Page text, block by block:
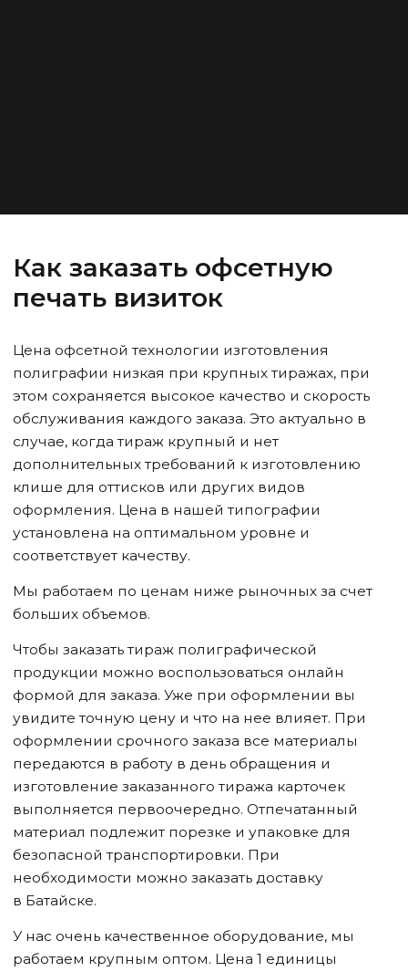
Как заказать офсетную
печать визиток
Цена офсетной технологии изготовления
полиграфии низкая при крупных тиражах, при
этом сохраняется высокое качество и скорость
обслуживания каждого заказа. Это актуально в
случае, когда тираж крупный и нет
дополнительных требований к изготовлению
клише для оттисков или других видов
оформления. Цена в нашей типографии
установлена на оптимальном уровне и
соответствует качеству.
Мы работаем по ценам ниже рыночных за счет
больших объемов.
Чтобы заказать тираж полиграфической
продукции можно воспользоваться онлайн
формой для заказа. Уже при оформлении вы
увидите точную цену и что на нее влияет. При
оформлении срочного заказа все материалы
передаются в работу в день обращения и
изготовление заказанного тиража карточек
выполняется первоочередно. Отпечатанный
материал подлежит порезке и упаковке для
безопасной транспортировки. При
необходимости можно заказать доставку
в Батайске.
У нас очень качественное оборудование, мы
работаем крупным оптом. Цена 1 единицы